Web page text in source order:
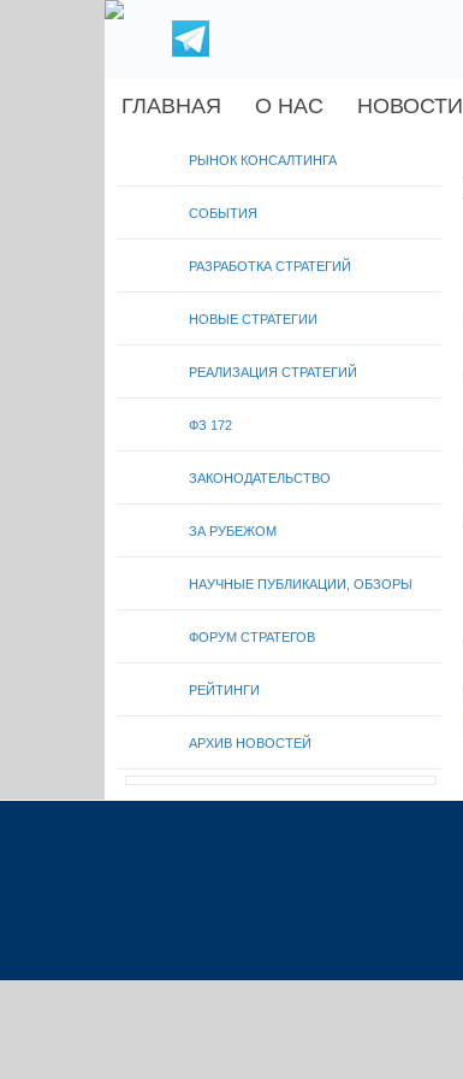
ГЛАВНАЯ О НАС НОВОСТИ
РЫНОК КОНСАЛТИНГА
СОБЫТИЯ
РАЗРАБОТКА СТРАТЕГИЙ
НОВЫЕ СТРАТЕГИИ
РЕАЛИЗАЦИЯ СТРАТЕГИЙ
ФЗ 172
ЗАКОНОДАТЕЛЬСТВО
ЗА РУБЕЖОМ
НАУЧНЫЕ ПУБЛИКАЦИИ, ОБЗОРЫ
ФОРУМ СТРАТЕГОВ
РЕЙТИНГИ
АРХИВ НОВОСТЕЙ